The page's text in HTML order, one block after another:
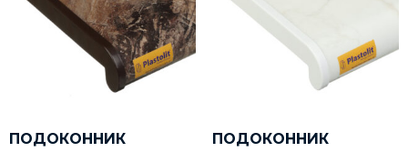
ПОДОКОННИК
ПОДОКОННИК